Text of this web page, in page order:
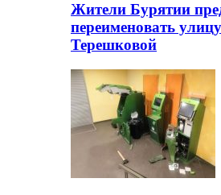
Жители Бурятии
переименовать
Терешковой